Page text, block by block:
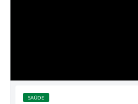
SAÚDE